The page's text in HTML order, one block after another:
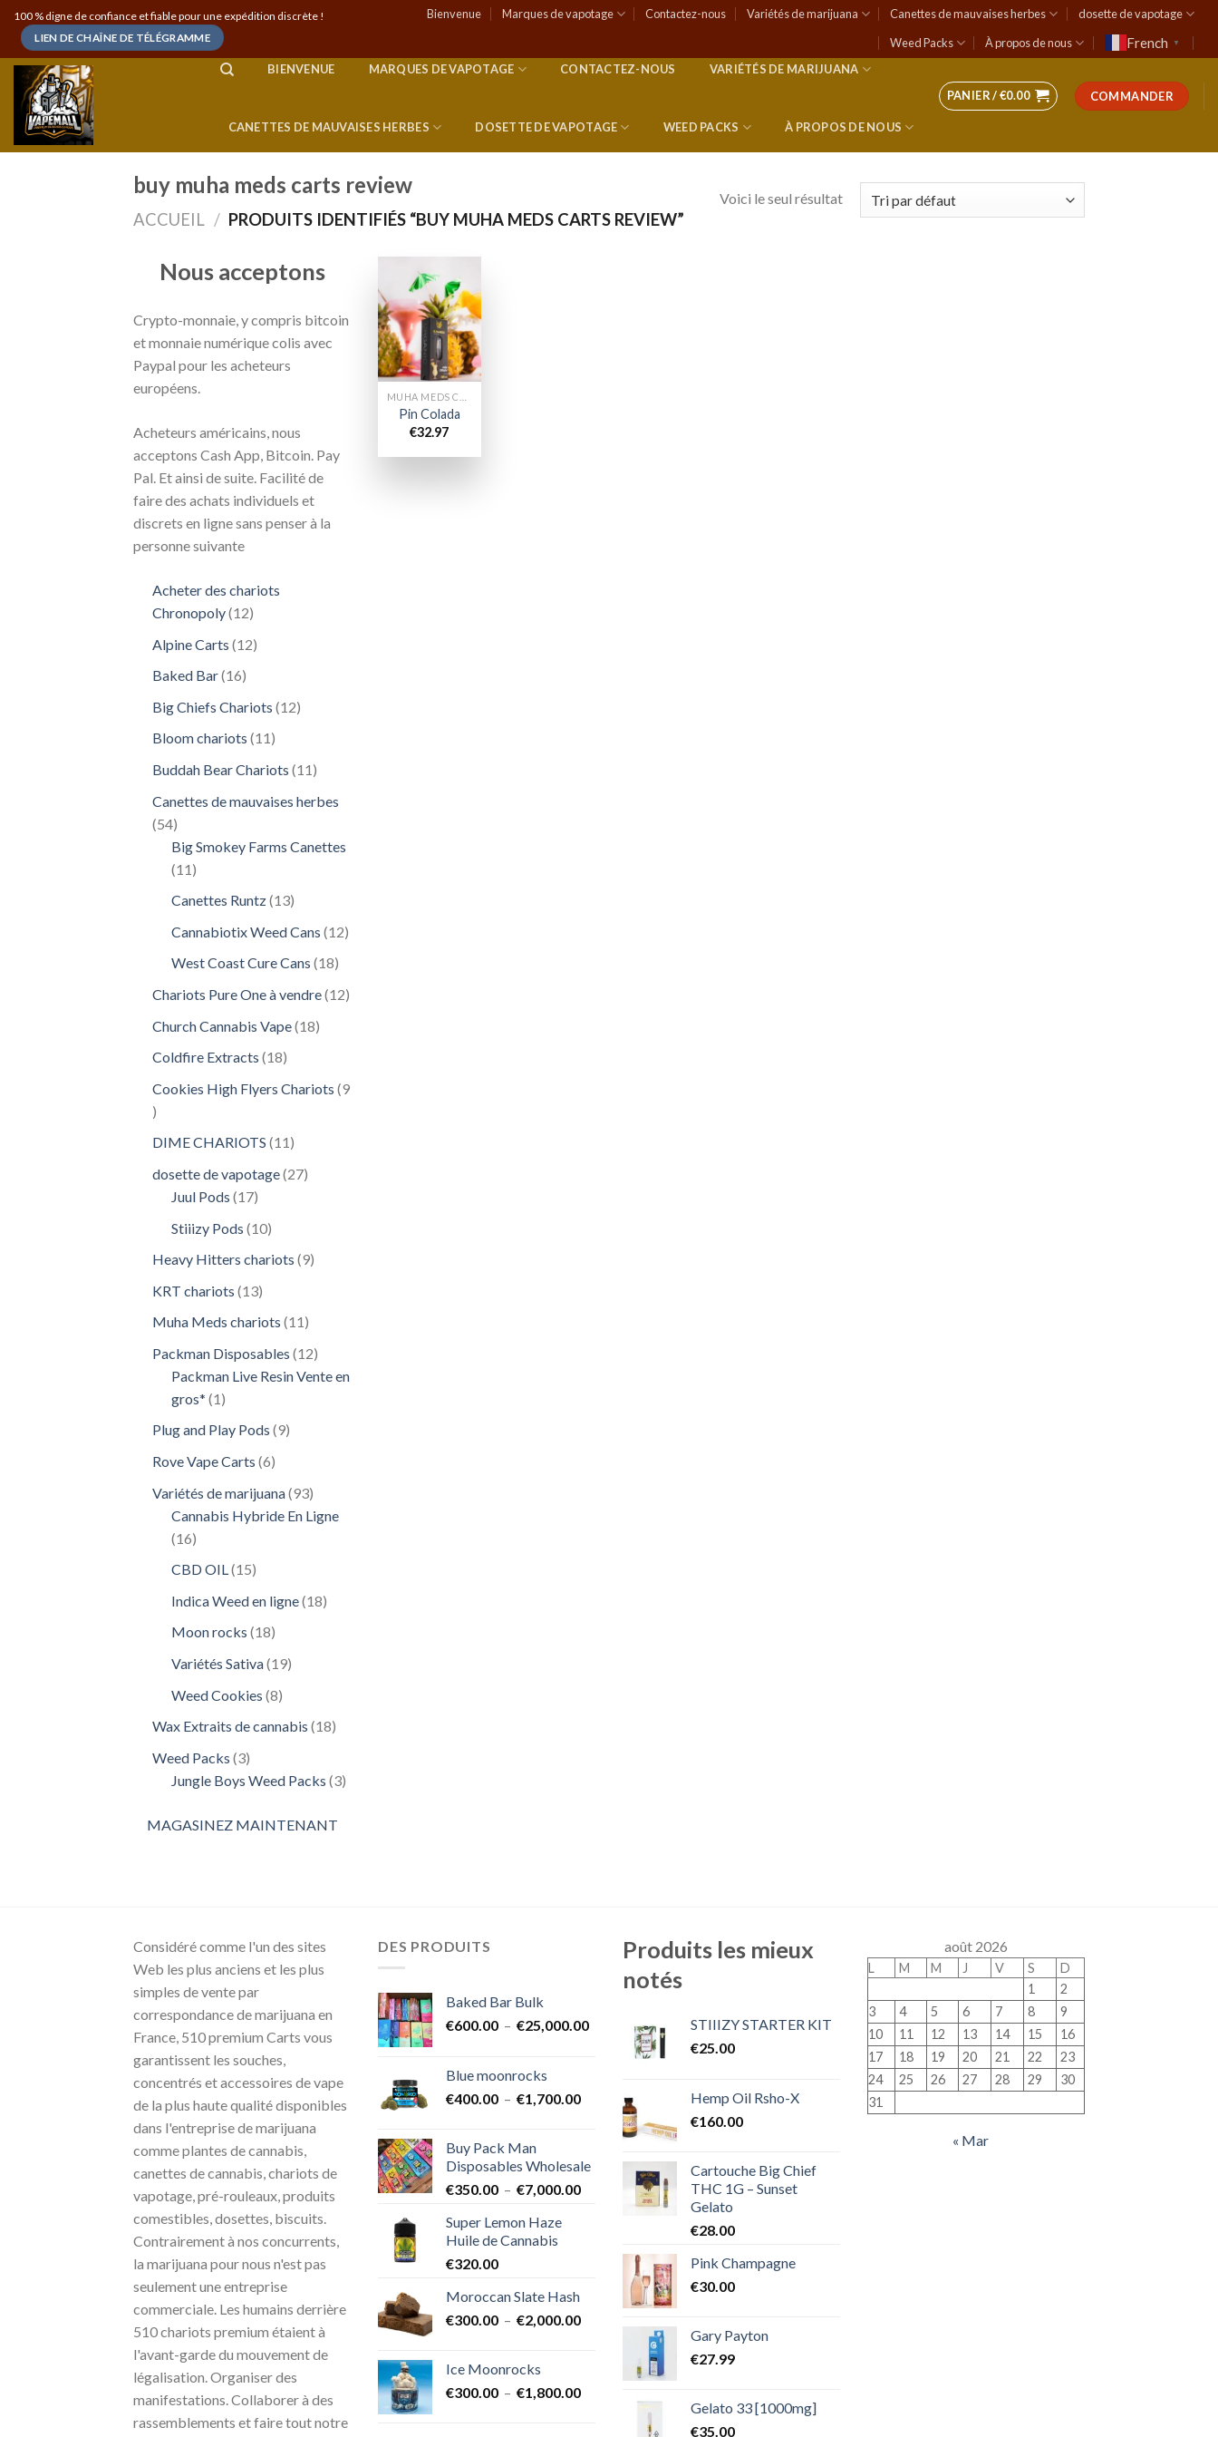
Skip
content
100 % digne de confiance et fiable pour une expédition discrète !
LIEN DE CHAÎNE DE TÉLÉGRAMME
Bienvenue Marques de vapotage Contactez-nous Variétés de marijuana Canettes de mauvaises herbes
dosette de vapotage
Weed Packs
À propos de nous French ▼
BIENVENUE MARQUES DE VAPOTAGE CONTACTEZ-NOUS VARIÉTÉS DE MARIJUANA
CANETTES DE MAUVAISES HERBES DOSETTE DE VAPOTAGE WEED PACKS À PROPOS DE NOUS
PANIER /€0.00 COMMANDER
buy muha meds carts review
ACCUEIL / PRODUITS IDENTIFIÉS “BUY MUHA MEDS CARTS REVIEW”
Voici le seul résultat
Nous acceptons
Crypto-monnaie, y compris bitcoin
et monnaie numérique colis avec
Paypal pour les acheteurs
européens.
Acheteurs américains, nous
acceptons Cash App, Bitcoin. Pay
Pal. Et ainsi de suite. Facilité de
faire des achats individuels et
discrets en ligne sans penser à la
personne suivante
Acheter des chariots
Chronopoly 1212
Alpine Carts 1212
Baked Bar 1616
Big Chiefs Chariots 1212
Bloom chariots 1111
Buddah Bear Chariots 1111
Canettes de mauvaises herbes
5454
produits
Big Smokey Farms Canettes
11 11
Canettes Runtz 1313
Cannabiotix Weed Cans 1212
West Coast Cure Cans 1818
Chariots Pure One à vendre 1212
Church Cannabis Vape 1818
Coldfire Extracts 1818
Cookies High Flyers Chariots 9
9
DIME CHARIOTS 1111
dosette de vapotage 2727
Juul Pods 1717
Stiiizy Pods 1010
Heavy Hitters chariots 99
KRT chariots 1313
Muha Meds chariots 1111
Packman Disposables 1212
produits
Packman Live Resin Vente en
gros* 11
Plug and Play Pods 99
Rove Vape Carts 66
Variétés de marijuana 9393
produits
Cannabis Hybride En Ligne
1616
CBD OIL 1515
Indica Weed en ligne 1818
Moon rocks 1818
Variétés Sativa 1919
Weed Cookies 88
Wax Extraits de cannabis 1818
Weed Packs 33
produits
Jungle Boys Weed Packs 33
MAGASINEZ MAINTENANT
Add to
wishlist
Pin Colada
€32.97
Considéré comme l'un des sites
Web les plus anciens et les plus
simples de vente par
correspondance de marijuana en
France, 510 premium Carts vous
garantissent les souches,
concentrés et accessoires de vape
de la plus haute qualité disponibles
dans l'entreprise de marijuana
comme plantes de cannabis,
canettes de cannabis, chariots de
vapotage, pré-rouleaux, produits
comestibles, dosettes, biscuits.
Contrairement à nos concurrents,
la marijuana pour nous n'est pas
seulement une entreprise
commerciale. Les humains derrière
510 chariots premium étaient à
l'avant-garde du mouvement de
légalisation. Organiser des
manifestations. Collaborer à des
rassemblements et faire tout notre
DES PRODUITS
Baked Bar Bulk
€600.00 – €25,000.00Plage
€25,000.00
Blue moonrocks
€400.00 – €1,700.00Plage
à
€1,700.00
Buy Pack Man
Disposables Wholesale
€350.00 – €7,000.00Plage
€7,000.00
Super Lemon Haze
Huile de Cannabis
€320.00
Moroccan Slate Hash
€300.00 – €2,000.00Plage
à
Ice Moonrocks
€300.00 – €1,800.00Plage
Produits les mieux
notés
STIIIZY STARTER KIT
€25.00
Hemp Oil Rsho-X
€160.00
Cartouche Big Chief
THC 1G – Sunset
Gelato
€28.00
Pink Champagne
€30.00
Gary Payton
€27.99
Gelato 33 [1000mg]
€35.00
août 2026
L M M J V S
D
1
2
3
4 5 6 7 8
9
10
11 12 13 14 15
16
17
18 19 20 21 22
23
24
25 26 27 28 29
30
31
« Mar